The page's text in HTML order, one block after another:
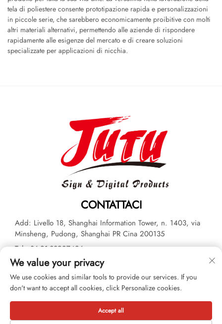
tela di poliestere consente prototipazione rapida e personalizzazioni
in piccole serie, che sarebbero economicamente proibitive con molti
altri materiali alternativi, permettendo alle aziende di rispondere
rapidamente alle esigenze del mercato e di creare soluzioni
specializzate per applicazioni di nicchia.
CONTATTACI
Add: Livello 18, Shanghai Information Tower, n. 1403, via
Minsheng, Pudong, Shanghai PR Cina 200135
Tel:+86-21-33927426
E-mail:[email protected]
Diritto d'autore © 2026 JUTU New Materials Technology Limited
Tutti i diritti riservati. -Informativa sulla privacy
We value your privacy
We use cookies and similar tools to provide our services. If you
don't want to accept all cookies, click Personalize cookies.
Accept all